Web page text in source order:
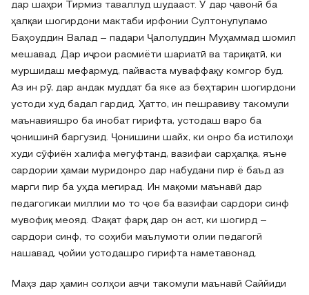
дар шаҳри Тирмиз таваллуд шудааст. Ӯ дар ҷавонӣ ба
ҳалқаи шогирдони мактаби ирфонии Султонулуламо
Баҳоуддин Валад – падари Ҷалолуддин Муҳаммад шомил
мешавад. Дар иҷрои расмиёти шариатӣ ва тариқатӣ, ки
муршидаш мефармуд, пайваста муваффақу комгор буд.
Аз ин рӯ, дар андак муддат ба яке аз беҳтарин шогирдони
устоди худ бадал гардид. Ҳатто, ин пешравиву такомули
маънавияшро ба инобат гирифта, устодаш варо ба
ҷонишинӣ баргузид. Ҷонишини шайх, ки онро ба истилоҳи
худи сӯфиён халифа мегуфтанд, вазифаи сарҳалқа, яъне
сардории ҳамаи муридонро дар набудани пир ё баъд аз
марги пир ба уҳда мегирад. Ин мақоми маънавӣ дар
педагогикаи миллии мо то ҷое ба вазифаи сардори синф
мувофиқ меояд. Фақат фарқ дар он аст, ки шогирд –
сардори синф, то соҳиби маълумоти олии педагогӣ
нашавад, ҷойии устодашро гирифта наметавонад.
Маҳз дар ҳамин солҳои авҷи такомули маънавӣ Саййиди